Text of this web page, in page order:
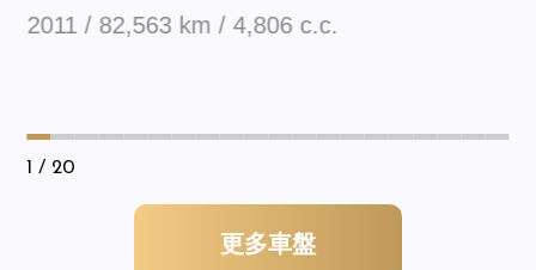
2011 / 82,563 km / 4,806 c.c.
1 / 20
更多車盤